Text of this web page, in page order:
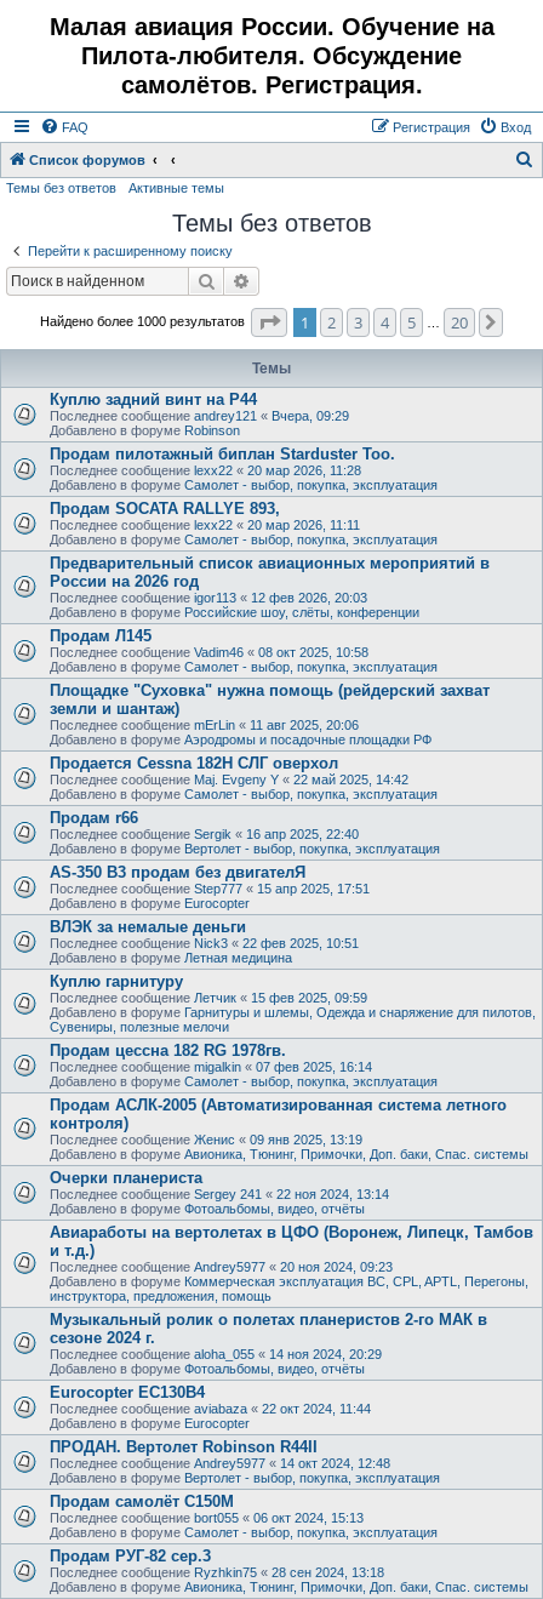
Малая авиация России. Обучение на
Пилота-любителя. Обсуждение
самолётов. Регистрация.
FAQ Вход
Регистрация
Список форумов
Темы без ответов Активные темы
Темы без ответов
Перейти к расширенному поиску
Поиск
Найдено более 1000 результатов Страница1 из
1 2 3 4 5 20
Темы
Куплю задний винт на Р44
Последнее сообщение andrey121 « Вчера, 09:29
Добавлено в форуме Robinson
Продам пилотажный биплан Starduster Too.
Последнее сообщение lexx22 « 20 мар 2026, 11:28
Добавлено в форуме Самолет - выбор, покупка, эксплуатация
Продам SOCATA RALLYE 893,
Последнее сообщение lexx22 « 20 мар 2026, 11:11
Добавлено в форуме Самолет - выбор, покупка, эксплуатация
Предварительный список авиационных мероприятий в
России на 2026 год
Последнее сообщение igor113 « 12 фев 2026, 20:03
Добавлено в форуме Российские шоу, слёты, конференции
Продам Л145
Последнее сообщение Vadim46 « 08 окт 2025, 10:58
Добавлено в форуме Самолет - выбор, покупка, эксплуатация
Площадке "Суховка" нужна помощь (рейдерский захват
земли и шантаж)
Последнее сообщение mErLin « 11 авг 2025, 20:06
Добавлено в форуме Аэродромы и посадочные площадки РФ
Продается Cessna 182H СЛГ оверхол
Последнее сообщение Maj. Evgeny Y « 22 май 2025, 14:42
Добавлено в форуме Самолет - выбор, покупка, эксплуатация
Продам r66
Последнее сообщение Sergik « 16 апр 2025, 22:40
Добавлено в форуме Вертолет - выбор, покупка, эксплуатация
AS-350 B3 продам без двигателЯ
Последнее сообщение Step777 « 15 апр 2025, 17:51
Добавлено в форуме Eurocopter
ВЛЭК за немалые деньги
Последнее сообщение Nick3 « 22 фев 2025, 10:51
Добавлено в форуме Летная медицина
Куплю гарнитуру
Последнее сообщение Летчик « 15 фев 2025, 09:59
Добавлено в форуме Гарнитуры и шлемы, Одежда и снаряжение для пилотов,
Сувениры, полезные мелочи
Продам цессна 182 RG 1978гв.
Последнее сообщение migalkin « 07 фев 2025, 16:14
Добавлено в форуме Самолет - выбор, покупка, эксплуатация
Продам АСЛК-2005 (Автоматизированная система летного
контроля)
Последнее сообщение Женис « 09 янв 2025, 13:19
Добавлено в форуме Авионика, Тюнинг, Примочки, Доп. баки, Спас. системы
Очерки планериста
Последнее сообщение Sergey 241 « 22 ноя 2024, 13:14
Добавлено в форуме Фотоальбомы, видео, отчёты
Авиаработы на вертолетах в ЦФО (Воронеж, Липецк, Тамбов
и т.д.)
Последнее сообщение Andrey5977 « 20 ноя 2024, 09:23
Добавлено в форуме Коммерческая эксплуатация ВС, CPL, APTL, Перегоны,
инструктора, предложения, помощь
Музыкальный ролик о полетах планеристов 2-го МАК в
сезоне 2024 г.
Последнее сообщение aloha_055 « 14 ноя 2024, 20:29
Добавлено в форуме Фотоальбомы, видео, отчёты
Eurocopter EC130B4
Последнее сообщение aviabaza « 22 окт 2024, 11:44
Добавлено в форуме Eurocopter
ПРОДАН. Вертолет Robinson R44II
Последнее сообщение Andrey5977 « 14 окт 2024, 12:48
Добавлено в форуме Вертолет - выбор, покупка, эксплуатация
Продам самолёт С150М
Последнее сообщение bort055 « 06 окт 2024, 15:13
Добавлено в форуме Самолет - выбор, покупка, эксплуатация
Продам РУГ-82 сер.3
Последнее сообщение Ryzhkin75 « 28 сен 2024, 13:18
Добавлено в форуме Авионика, Тюнинг, Примочки, Доп. баки, Спас. системы